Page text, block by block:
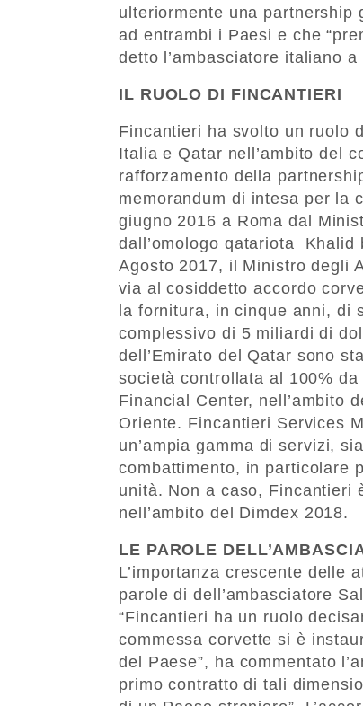
ulteriormente una partnership
ad entrambi i Paesi e che
detto l’ambasciatore italiano a
IL RUOLO DI FINCANTIERI
Fincantieri ha svolto un ruolo
Italia e Qatar nell’ambito del
rafforzamento della
memorandum di intesa per la
giugno 2016 a Roma dal
dall’omologo qatariota Khalid
Agosto 2017, il Ministro degli
via al cosiddetto accordo
la fornitura, in cinque anni, di
complessivo di 5 miliardi di
dell’Emirato del Qatar sono
società controllata al 100%
Financial Center, nell’ambito
Oriente. Fincantieri Services
un’ampia gamma di servizi,
combattimento, in particolare
unità. Non a caso, Fincantieri
nell’ambito del Dimdex 2018.
LE PAROLE
L’importanza crescente delle
parole di dell’ambasciatore
“Fincantieri ha un ruolo
commessa corvette si è
del Paese”, ha commentato
primo contratto di tali